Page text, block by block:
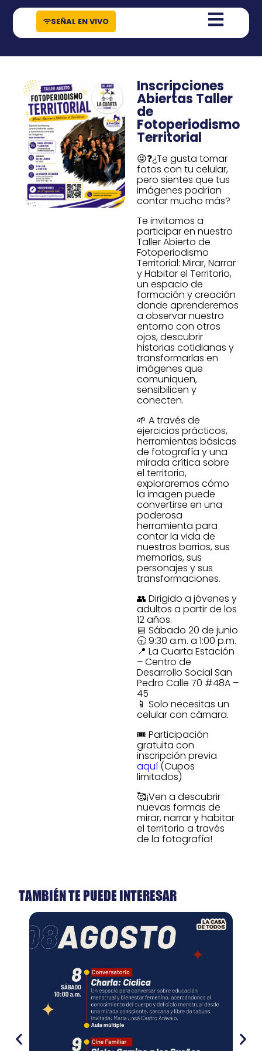
contenido
SEÑAL EN VIVO
Inscripciones
Abiertas Taller
de
Fotoperiodismo
Territorial
😝❓¿Te gusta tomar
fotos con tu celular,
pero sientes que tus
imágenes podrían
contar mucho más?
Te invitamos a
participar en nuestro
Taller Abierto de
Fotoperiodismo
Territorial: Mirar, Narrar
y Habitar el Territorio,
un espacio de
formación y creación
donde aprenderemos
a observar nuestro
entorno con otros
ojos, descubrir
historias cotidianas y
transformarlas en
imágenes que
comuniquen,
sensibilicen y
conecten.
🌱 A través de
ejercicios prácticos,
herramientas básicas
de fotografía y una
mirada crítica sobre
el territorio,
exploraremos cómo
la imagen puede
convertirse en una
poderosa
herramienta para
contar la vida de
nuestros barrios, sus
memorias, sus
personajes y sus
transformaciones.
👥 Dirigido a jóvenes y
adultos a partir de los
12 años.
📅 Sábado 20 de junio
🕤 9:30 a.m. a 1:00 p.m.
📍 La Cuarta Estación
– Centro de
Desarrollo Social San
Pedro Calle 70 #48A –
45
📱 Solo necesitas un
celular con cámara.
🎟️ Participación
gratuita con
inscripción previa
aquí (Cupos
limitados)
🥰¡Ven a descubrir
nuevas formas de
mirar, narrar y habitar
el territorio a través
de la fotografía!
TAMBIÉN TE PUEDE INTERESAR